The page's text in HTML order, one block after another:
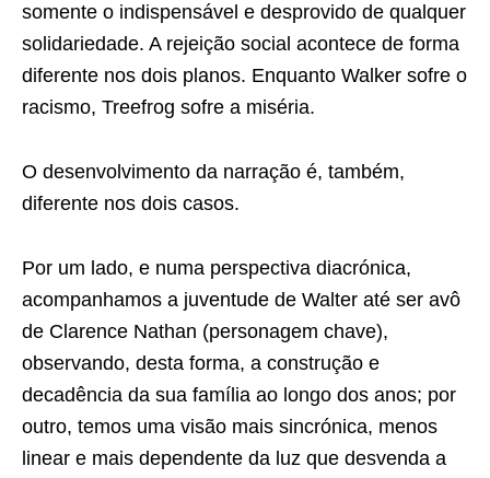
somente o indispensável e desprovido de qualquer
solidariedade. A rejeição social acontece de forma
diferente nos dois planos. Enquanto Walker sofre o
racismo, Treefrog sofre a miséria.
O desenvolvimento da narração é, também,
diferente nos dois casos.
Por um lado, e numa perspectiva diacrónica,
acompanhamos a juventude de Walter até ser avô
de Clarence Nathan (personagem chave),
observando, desta forma, a construção e
decadência da sua família ao longo dos anos; por
outro, temos uma visão mais sincrónica, menos
linear e mais dependente da luz que desvenda a